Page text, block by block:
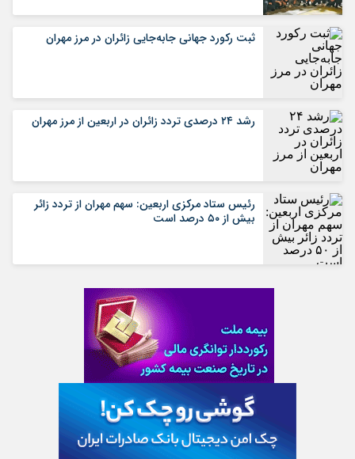
ثبت رکورد جهانی جابه‌جایی زائران در مرز مهران
رشد ۲۴ درصدی تردد زائران در اربعین از مرز مهران
رئیس ستاد مرکزی اربعین: سهم مهران از تردد زائر
بیش از ۵۰ درصد است